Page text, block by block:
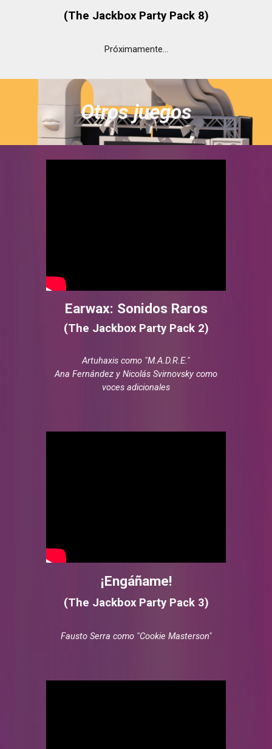
(The Jackbox Party Pack 8)
Próximamente...
Otros juegos
Earwax: Sonidos Raros
(The Jackbox Party Pack 2)
Artuhaxis como "M.A.D.R.E."
Ana Fernández y Nicolás Svirnovsky como
voces adicionales
¡Engáñame!
(The Jackbox Party Pack 3)
Fausto Serra como "Cookie Masterson"